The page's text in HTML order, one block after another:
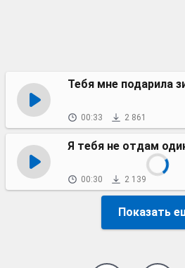
Тебя мне подарила
00:33 2 861
00:30 2 139
Показать